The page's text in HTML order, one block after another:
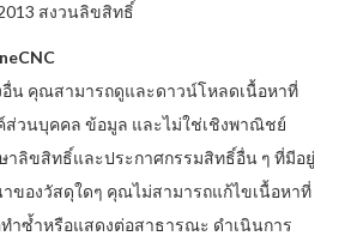
สงวนลิขสิทธิ์
อื่น คุณสามารถดูและดาวน์โหลดเนื้อหาที่
ส่วนบุคคล ข้อมูล และไม่ใช่เชิงพาณิชย์
าลิขสิทธิ์และประกาศกรรมสิทธิ์อื่น ๆ ที่มีอยู่
ของวัสดุใดๆ คุณไม่สามารถแก้ไขเนื้อหาที่
ำซ้ำหรือแสดงต่อสาธารณะ ดำเนินการ